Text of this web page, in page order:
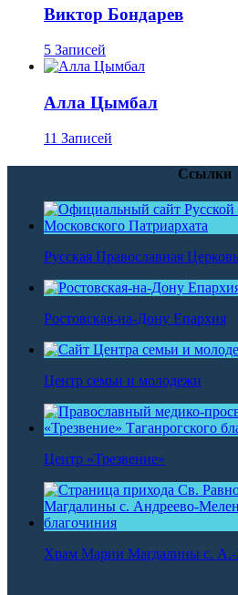
Виктор Бондарев
5 Записей
Алла Цымбал
11 Записей
Ссылки
Русская Православная Церковь
Ростовская-на-Дону Епархия
Центр семьи и молодежи
Центр «Трезвение»
Храм Марии Магдалины с. А.-